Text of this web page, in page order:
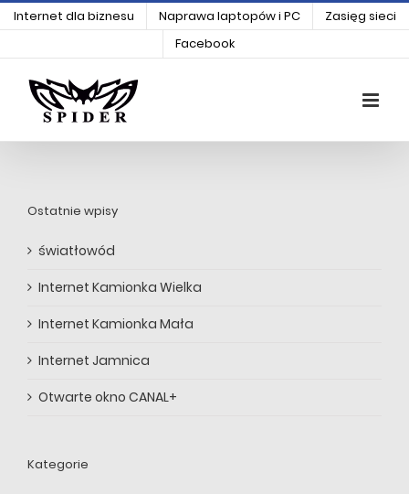
Skip
toInternet dla biznesu Naprawa laptopów i PC
Zasięg sieci
Facebook
Ostatnie wpisy
światłowód
Internet Kamionka Wielka
Internet Kamionka Mała
Internet Jamnica
Otwarte okno CANAL+
Kategorie